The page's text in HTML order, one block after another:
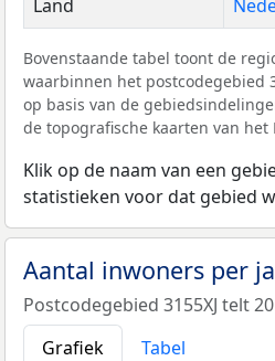
Land
Bovenstaande tabel toont de
waarbinnen het postcodegebied
op basis van de
de topografische kaarten van het
Klik op de naam van een
statistieken voor dat gebied
Aantal inwoners per
Postcodegebied 3155XJ telt
Grafiek
Tabel